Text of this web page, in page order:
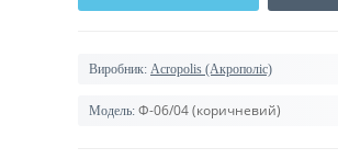
Виробник: Acropolis (Акрополіс)
Модель: Ф-06/04 (коричневий)